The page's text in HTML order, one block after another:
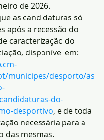
de 2026.
as candidaturas só
após a recessão do
caracterização do
disponível em:
municipes/desporto/as
do-
desportivo, e de toda
necessária para a
das mesmas.